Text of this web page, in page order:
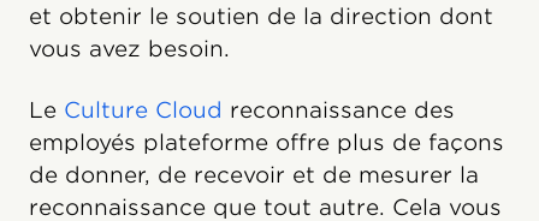
et obtenir le soutien de la direction dont
vous avez besoin.
Le Culture Cloud reconnaissance des
employés plateforme offre plus de façons
de donner, de recevoir et de mesurer la
reconnaissance que tout autre. Cela vous